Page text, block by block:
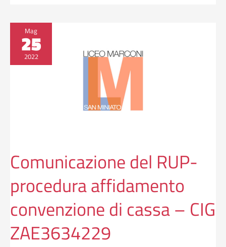
Mag
25
2022
Comunicazione del RUP-
procedura affidamento
convenzione di cassa – CIG
ZAE3634229
Comunicazione
RUP-
procedura